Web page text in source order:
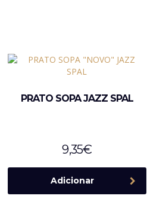
PRATO SOPA JAZZ SPAL
9,35€
Adicionar